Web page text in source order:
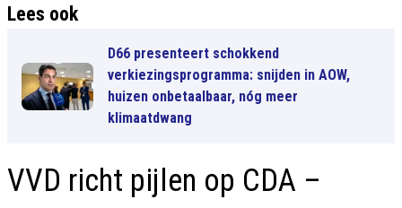
Lees ook
D66 presenteert schokkend
verkiezingsprogramma: snijden in AOW,
huizen onbetaalbaar, nóg meer
klimaatdwang
VVD richt pijlen op CDA –